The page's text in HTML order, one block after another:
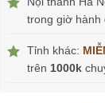
trong giờ hành
Tỉnh khác:
trên 1000k